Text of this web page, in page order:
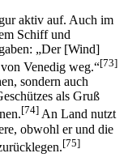
aktiv auf. Auch im
Schiff und
„Der [Wind]
Venedig weg.“[73]
sondern auch
als Gruß
[74] An Land nutzt
obwohl er und die
[75]